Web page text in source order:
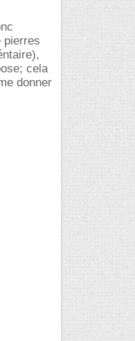
pierres
cela
donner